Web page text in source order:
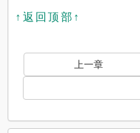
↑返回顶部↑
上一章